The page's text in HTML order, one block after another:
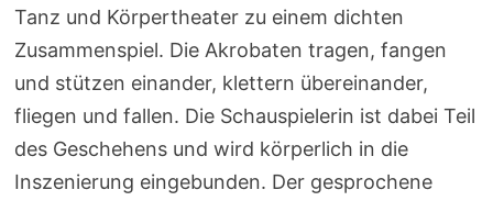
Tanz und Körpertheater zu einem dichten
Zusammenspiel. Die Akrobaten tragen, fangen
und stützen einander, klettern übereinander,
fliegen und fallen. Die Schauspielerin ist dabei Teil
des Geschehens und wird körperlich in die
Inszenierung eingebunden. Der gesprochene